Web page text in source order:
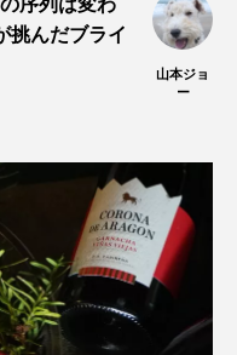
序列は変わ
挑んだブライ
山本ジョ
ー